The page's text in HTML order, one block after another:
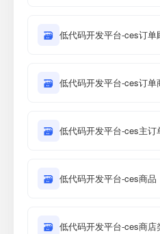
🗃 低代码开发平台-ces订单
🗃 低代码开发平台-ces订单
🗃 低代码开发平台-ces主订
🗃 低代码开发平台-ces商品
🗃 低代码开发平台-ces商店